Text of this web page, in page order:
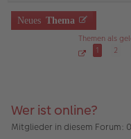
er
B
ei
el
es
g
Neues Thema
Themen als
v
o
n
1
1 2
Wer ist online?
Mitglieder in diesem Forum: